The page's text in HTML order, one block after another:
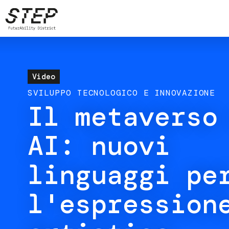
Salta
al
contenuto
Video
SVILUPPO TECNOLOGICO E INNOVAZIONE
Il metaverso
AI: nuovi
linguaggi